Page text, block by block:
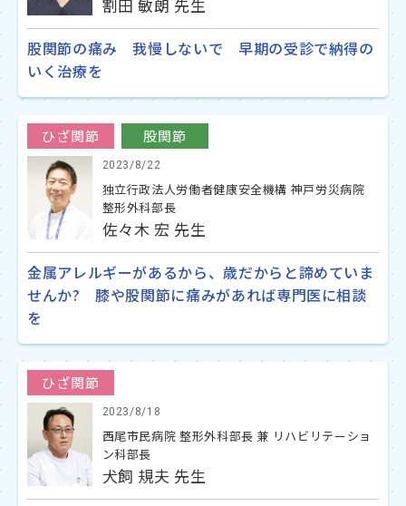
割田 敏朗 先生
股関節の痛み 我慢しないで 早期の受診で納得の
いく治療を
ひざ関節 股関節
2023/8/22
独立行政法人労働者健康安全機構 神戸労災病院
整形外科部長
佐々木 宏 先生
金属アレルギーがあるから、歳だからと諦めていま
せんか? 膝や股関節に痛みがあれば専門医に相談
を
ひざ関節
2023/8/18
西尾市民病院 整形外科部長 兼 リハビリテーショ
ン科部長
犬飼 規夫 先生